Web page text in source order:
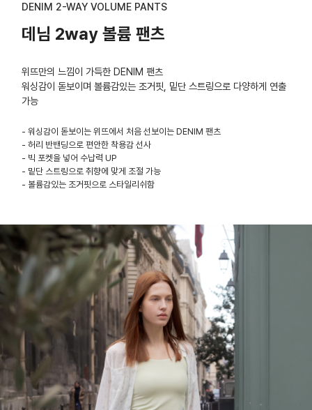
DENIM 2-WAY VOLUME PANTS
데님 2way 볼륨 팬츠
위뜨만의 느낌이 가득한 DENIM 팬츠
워싱감이 돋보이며 볼륨감있는 조거핏, 밑단 스트링으로 다양하게 연출
가능
- 워싱감이 돋보이는 위뜨에서 처음 선보이는 DENIM 팬츠
- 허리 반밴딩으로 편안한 착용감 선사
- 빅 포켓을 넣어 수납력 UP
- 밑단 스트링으로 취향에 맞게 조절 가능
- 볼륨감있는 조거핏으로 스타일리쉬함